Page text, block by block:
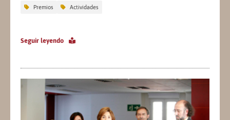
Premios Actividades
Seguir leyendo